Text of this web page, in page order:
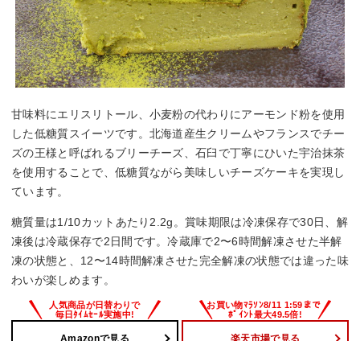
甘味料にエリスリトール、小麦粉の代わりにアーモンド粉を使用
した低糖質スイーツです。北海道産生クリームやフランスでチー
ズの王様と呼ばれるブリーチーズ、石臼で丁寧にひいた宇治抹茶
を使用することで、低糖質ながら美味しいチーズケーキを実現し
ています。
糖質量は1/10カットあたり2.2g。賞味期限は冷凍保存で30日、解
凍後は冷蔵保存で2日間です。冷蔵庫で2〜6時間解凍させた半解
凍の状態と、12〜14時間解凍させた完全解凍の状態では違った味
わいが楽しめます。
Amazonで見る 楽天市場で見る